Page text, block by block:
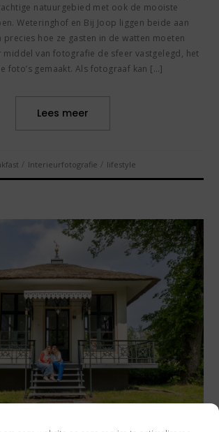
natuurgebied met ook de mooiste
Weteringhof en Bij Joop liggen beide aan
precies hoe ze gasten in de watten moeten
middel van fotografie de sfeer vastgelegd, het
foto’s gemaakt. Als fotograaf kan […]
Lees meer
/ Interieurfotografie / lifestyle